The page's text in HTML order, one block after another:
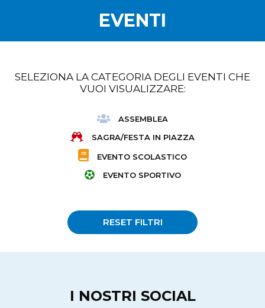
EVENTI
SELEZIONA LA CATEGORIA DEGLI EVENTI CHE
VUOI VISUALIZZARE:
ASSEMBLEA
SAGRA/FESTA IN PIAZZA
EVENTO SCOLASTICO
EVENTO SPORTIVO
RESET FILTRI
I NOSTRI SOCIAL